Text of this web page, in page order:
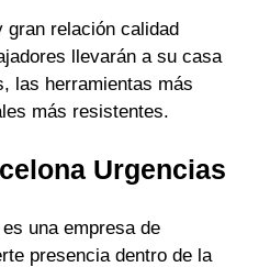
gran relación calidad
llevarán a su casa
las herramientas más
más resistentes.
Urgencias
una empresa de
presencia dentro de la